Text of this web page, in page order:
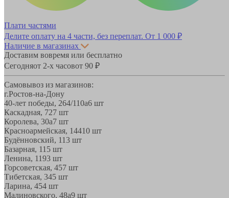
Плати частями
Делите оплату на 4 части, без переплат. От 1 000 ₽
Наличие в магазинах
Доставим вовремя или бесплатно
Сегодняот 2-х часовот 90 ₽
Самовывоз из магазинов:
г.Ростов-на-Дону
40-лет победы, 264/110а6 шт
Каскадная, 727 шт
Королева, 30а7 шт
Красноармейская, 14410 шт
Будённовский, 113 шт
Базарная, 11 5 шт
Ленина, 1193 шт
Горсоветская, 457 шт
Тибетская, 345 шт
Ларина, 454 шт
Малиновского, 48а9 шт